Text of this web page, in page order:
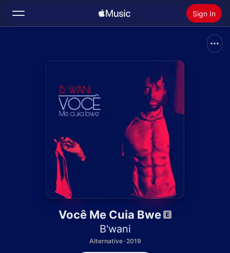
Sign In
Install Apple Music
Você Me Cuia Bwe
B'wani
Alternative · 2019